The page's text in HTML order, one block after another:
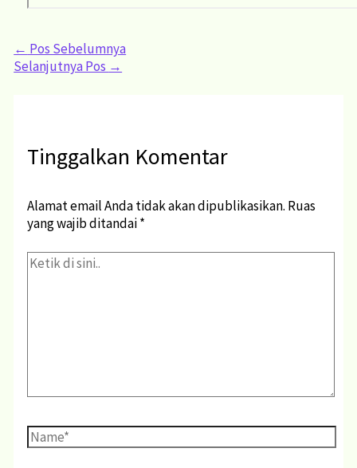
← Pos Sebelumnya
Selanjutnya Pos →
Tinggalkan Komentar
Alamat email Anda tidak akan dipublikasikan. Ruas
yang wajib ditandai*